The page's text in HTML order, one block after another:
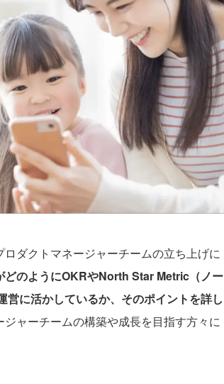
ダクトマネージャーチームの立ち上げに
どのようにOKRやNorth Star Metric（ノー
に活かしているか、そのポイントを詳し
ャーチームの構築や成長を目指す方々に